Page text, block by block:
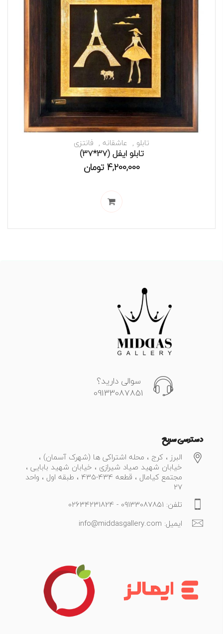
تابلو عاشقانه فانتزی
تابلو ایفل (37*37)
4,200,000 تومان
سوالی دارید؟
09133087851
دسترسی سریع
البرز ، کرج ، محله اشتراکی ها (شهرک آسمان) ،
خیابان شهید صیاد شیرازی ، خیابان شهید بابایی ،
مجتمع کیامال ، قطعه 434-435 ، طبقه اول ، واحد
27
تلفن: 09133087851 - 02634231824
ایمیل: info@middasgallery.com